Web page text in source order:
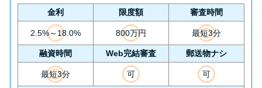
金利 限度額 審査時間
2.5%～18.0% 800万円 最短3分
融資時間 Web完結審査 郵送物ナシ
最短3分 可 可